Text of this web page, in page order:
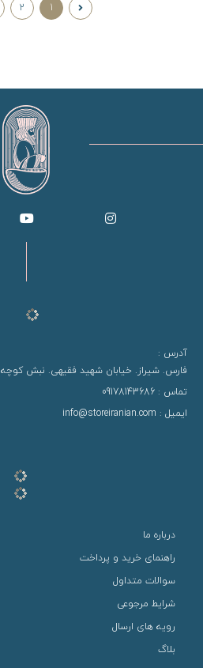
1
2
آدرس :
فارس. شیراز. خیابان شهید فقیهی. نبش کوچه 9. فروشگاه استور ایرانیان
تماس : 09178143686
ایمیل : info@storeiranian.com
درباره ما
راهنمای خرید و پرداخت
سوالات متداول
شرایط مرجوعی
رویه های ارسال
بلاگ